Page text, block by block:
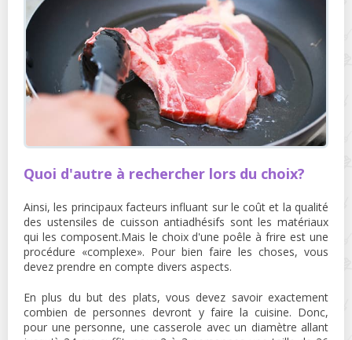
Quoi d'autre à rechercher lors du choix?
Ainsi, les principaux facteurs influant sur le coût et la qualité
des ustensiles de cuisson antiadhésifs sont les matériaux
qui les composent.Mais le choix d'une poêle à frire est une
procédure «complexe». Pour bien faire les choses, vous
devez prendre en compte divers aspects.
En plus du but des plats, vous devez savoir exactement
combien de personnes devront y faire la cuisine. Donc,
pour une personne, une casserole avec un diamètre allant